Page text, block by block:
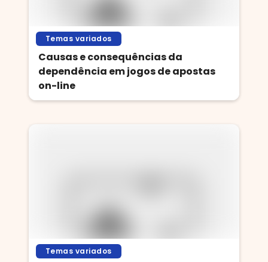
Temas variados
Causas e consequências da
dependência em jogos de apostas
on-line
Temas variados